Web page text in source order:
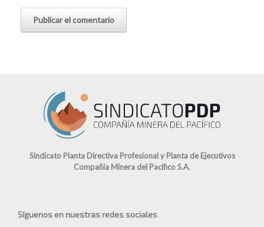
Sindicato Planta Directiva Profesional y Planta de Ejecutivos
Compañía Minera del Pacífico S.A.
Síguenos en nuestras redes sociales